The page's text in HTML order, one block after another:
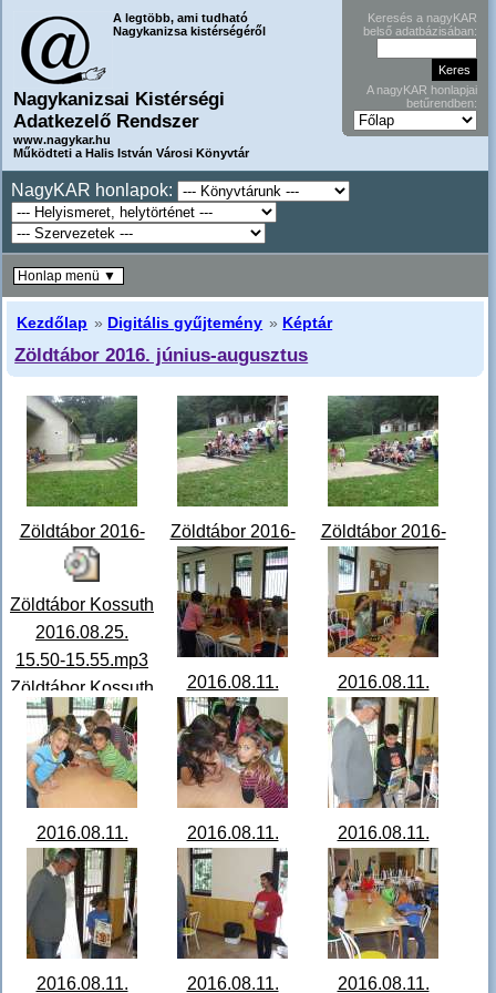
A legtöbb, ami tudható
Nagykanizsa kistérségéről
Nagykanizsai Kistérségi
Adatkezelő Rendszer
www.nagykar.hu
Működteti a Halis István Városi Könyvtár
Keresés a nagyKAR
belső adatbázisában:
A nagyKAR honlapjai
betűrendben:
NagyKAR honlapok:
Kezdőlap » Digitális gyűjtemény » Képtár
Zöldtábor 2016. június-augusztus
Zöldtábor 2016-
08-18
13.19.44.jpg
Zöldtábor 2016-
08-18
14.23.06.jpg
Zöldtábor 2016-
08-18
14.23.34.jpg
Zöldtábor Kossuth
2016.08.25.
15.50-15.55.mp3
Zöldtábor Kossuth
Rádió Elhangzott:
2016.08.25.
15.50-15...
2016.08.11.
Zöldtábor Kardos
Feri
DSCF6759.JPG
2016.08.11.
Zöldtábor Kardos
Feri
DSCF6760.JPG
2016.08.11.
Zöldtábor Kardos
Feri
DSCF6766.JPG
2016.08.11.
Zöldtábor Kardos
DSCF6767.JPG
2016.08.11.
Zöldtábor Kardos
Feri
DSCF6774.JPG
2016.08.11. 2016.08.11. 2016.08.11.
Honlap menü ▼